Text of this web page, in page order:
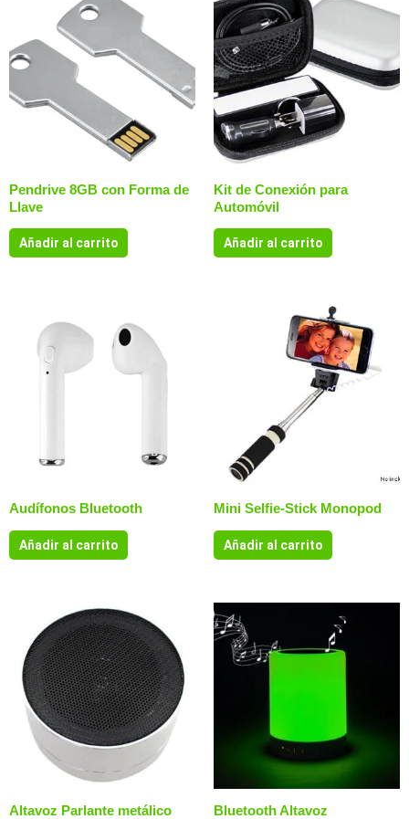
Pendrive 8GB con Forma de
Llave
Añadir al carrito
Kit de Conexión para
Automóvil
Añadir al carrito
Audífonos Bluetooth
Añadir al carrito
Mini Selfie-Stick Monopod
Añadir al carrito
Altavoz Parlante metálico Bluetooth Altavoz